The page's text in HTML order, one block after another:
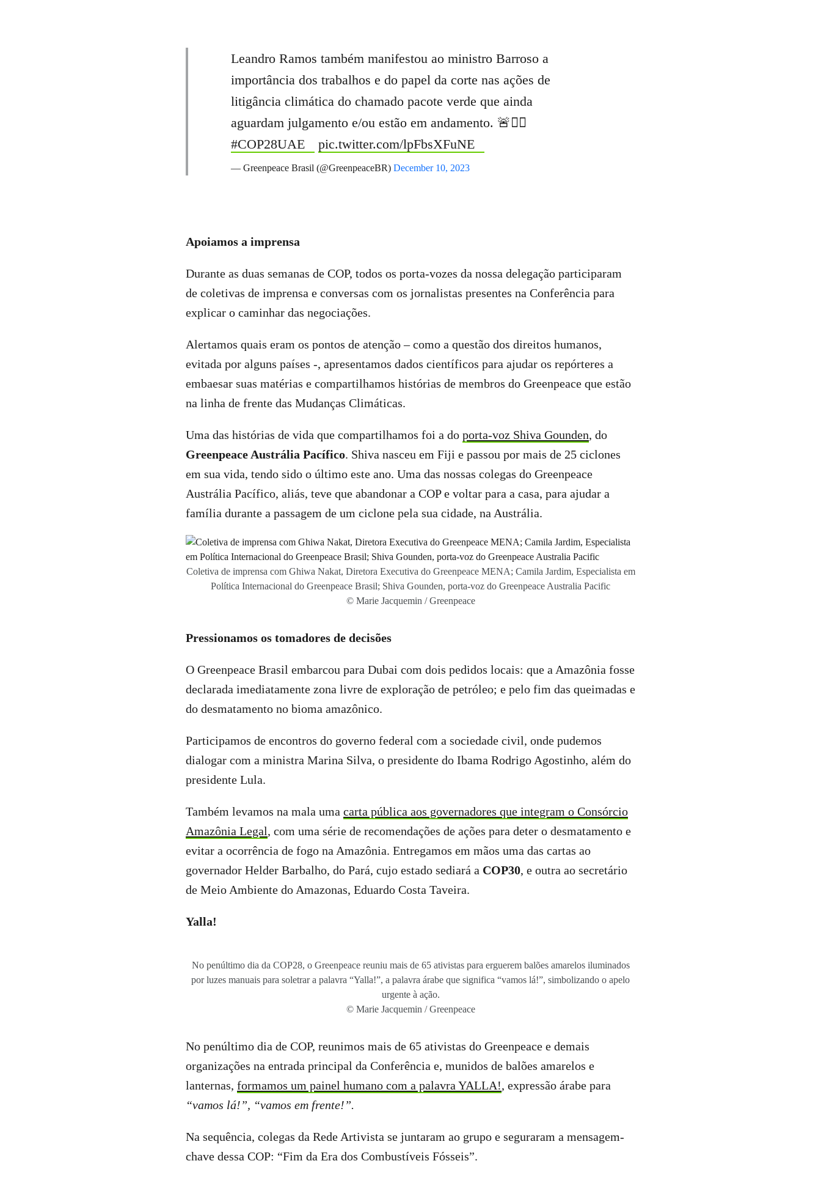
Leandro Ramos também manifestou ao ministro Barroso a
importância dos trabalhos e do papel da corte nas ações de
litigância climática do chamado pacote verde que ainda
aguardam julgamento e/ou estão em andamento. 🚨👩‍⚖️
#COP28UAE
pic.twitter.com/lpFbsXFuNE
— Greenpeace Brasil (@GreenpeaceBR) December 10, 2023
Apoiamos a imprensa
Durante as duas semanas de COP, todos os porta-vozes da nossa delegação participaram
de coletivas de imprensa e conversas com os jornalistas presentes na Conferência para
explicar o caminhar das negociações.
Alertamos quais eram os pontos de atenção – como a questão dos direitos humanos,
evitada por alguns países -, apresentamos dados científicos para ajudar os repórteres a
embaesar suas matérias e compartilhamos histórias de membros do Greenpeace que estão
na linha de frente das Mudanças Climáticas.
Uma das histórias de vida que compartilhamos foi a do porta-voz Shiva Gounden, do
Greenpeace Austrália Pacífico. Shiva nasceu em Fiji e passou por mais de 25 ciclones
em sua vida, tendo sido o último este ano. Uma das nossas colegas do Greenpeace
Austrália Pacífico, aliás, teve que abandonar a COP e voltar para a casa, para ajudar a
família durante a passagem de um ciclone pela sua cidade, na Austrália.
Coletiva de imprensa com Ghiwa Nakat, Diretora Executiva do Greenpeace MENA; Camila Jardim, Especialista em
Política Internacional do Greenpeace Brasil; Shiva Gounden, porta-voz do Greenpeace Australia Pacific
© Marie Jacquemin / Greenpeace
Pressionamos os tomadores de decisões
O Greenpeace Brasil embarcou para Dubai com dois pedidos locais: que a Amazônia fosse
declarada imediatamente zona livre de exploração de petróleo; e pelo fim das queimadas e
do desmatamento no bioma amazônico.
Participamos de encontros do governo federal com a sociedade civil, onde pudemos
dialogar com a ministra Marina Silva, o presidente do Ibama Rodrigo Agostinho, além do
presidente Lula.
Também levamos na mala uma carta pública aos governadores que integram o Consórcio
Amazônia Legal, com uma série de recomendações de ações para deter o desmatamento e
evitar a ocorrência de fogo na Amazônia. Entregamos em mãos uma das cartas ao
governador Helder Barbalho, do Pará, cujo estado sediará a COP30, e outra ao secretário
de Meio Ambiente do Amazonas, Eduardo Costa Taveira.
Yalla!
No penúltimo dia da COP28, o Greenpeace reuniu mais de 65 ativistas para erguerem balões amarelos iluminados
por luzes manuais para soletrar a palavra “Yalla!”, a palavra árabe que significa “vamos lá!”, simbolizando o apelo
urgente à ação.
© Marie Jacquemin / Greenpeace
No penúltimo dia de COP, reunimos mais de 65 ativistas do Greenpeace e demais
organizações na entrada principal da Conferência e, munidos de balões amarelos e
lanternas, formamos um painel humano com a palavra YALLA!, expressão árabe para
“vamos lá!”, “vamos em frente!”.
Na sequência, colegas da Rede Artivista se juntaram ao grupo e seguraram a mensagem-
chave dessa COP: “Fim da Era dos Combustíveis Fósseis”.